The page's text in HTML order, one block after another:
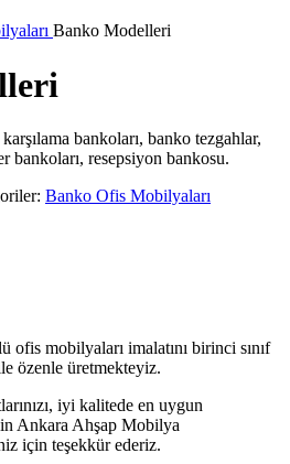
Banko Modelleri
bankoları, banko tezgahlar,
bankoları, resepsiyon bankosu.
Banko Ofis Mobilyaları
ofis mobilyaları imalatını birinci sınıf
özenle üretmekteyiz.
iyi kalitede en uygun
Ankara Ahşap Mobilya
için teşekkür ederiz.